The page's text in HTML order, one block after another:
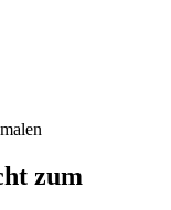
zum